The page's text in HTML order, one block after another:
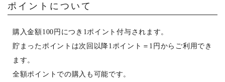
ポイントについて
購入金額100円につき1ポイント付与されます。
貯まったポイントは次回以降1ポイント＝1円からご利用でき
ます。
全額ポイントでの購入も可能です。